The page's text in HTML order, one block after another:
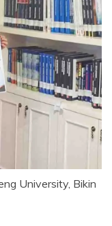
University, Bikin